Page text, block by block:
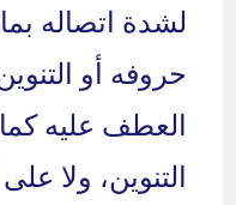
لشدة اتصاله
حروفه أو
العطف عليه
التنوين، ولا